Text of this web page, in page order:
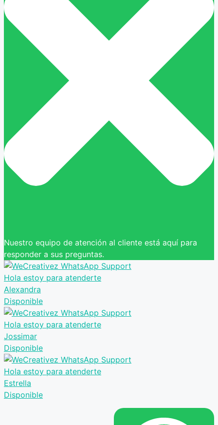
Nuestro equipo de atención al cliente está aquí para
responder a sus preguntas.
Hola estoy para atenderte
Alexandra
Disponible
Hola estoy para atenderte
Jossimar
Disponible
Hola estoy para atenderte
Estrella
Disponible